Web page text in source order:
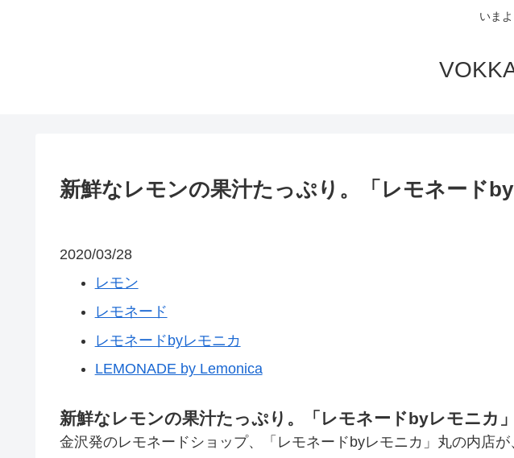
いま
新鮮なレモンの果汁たっぷり。「レモネード
2020/03/28
レモン
レモネード
レモネードbyレモニカ
LEMONADE by Lemonica
新鮮なレモンの果汁たっぷり。「レモネードbyレモニカ
金沢発のレモネードショップ、「レモネードbyレモニカ」丸の内店が